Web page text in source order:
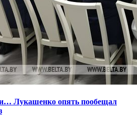
Лукашенко опять пообещал